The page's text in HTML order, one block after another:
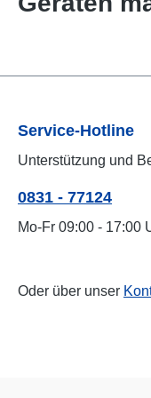
Service-Hotline
Unterstützung und
0831 - 77124
Mo-Fr 09:00 - 17:00
Oder über unser